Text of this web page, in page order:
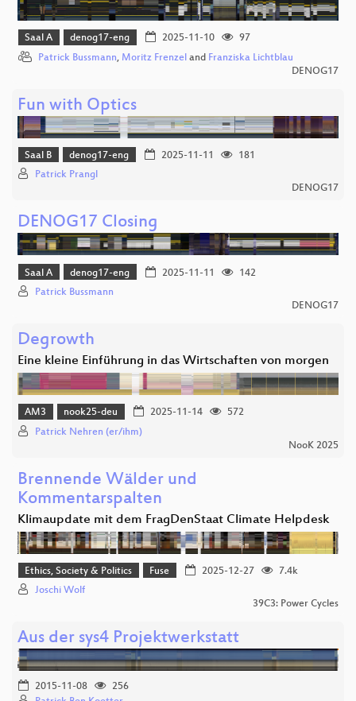
Saal A denog17-eng 2025-11-10
97
Patrick Bussmann, Moritz Frenzel and Franziska Lichtblau
DENOG17
Fun with Optics
Saal B denog17-eng 2025-11-11
181
Patrick Prangl
DENOG17
DENOG17 Closing
Saal A denog17-eng 2025-11-11
142
Patrick Bussmann
DENOG17
Degrowth
Eine kleine Einführung in das Wirtschaften von morgen
AM3 nook25-deu 2025-11-14
572
Patrick Nehren (er/ihm)
NooK 2025
Brennende Wälder und
Kommentarspalten
Klimaupdate mit dem FragDenStaat Climate Helpdesk
Ethics, Society & Politics Fuse 2025-12-27
7.4k
Joschi Wolf
39C3: Power Cycles
Aus der sys4 Projektwerkstatt
2015-11-08
256